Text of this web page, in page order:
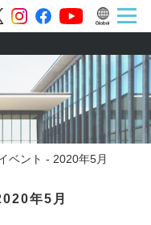
ベント - 2020年5月
年5月